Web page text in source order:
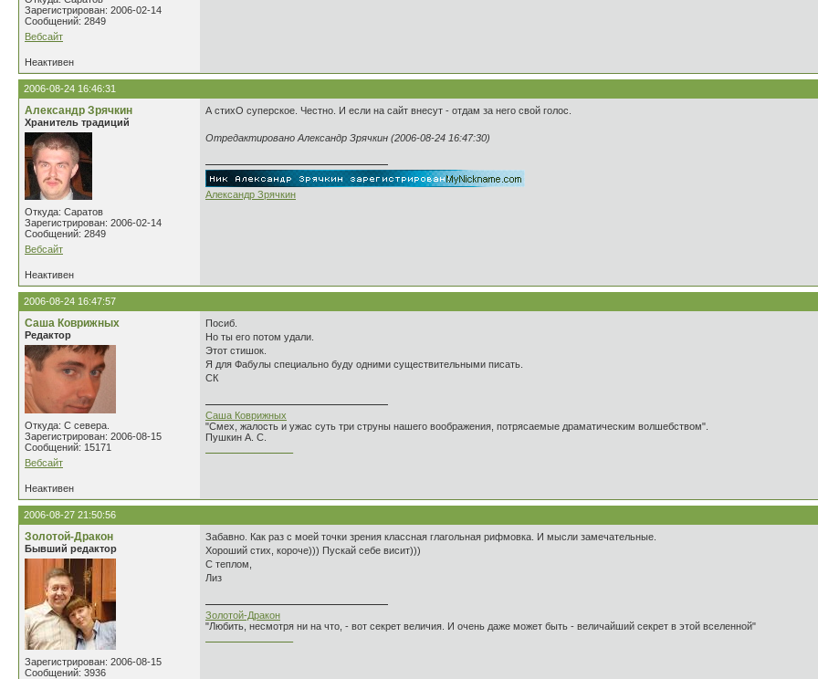
Зарегистрирован: 2006-02-14
Сообщений: 2849
Вебсайт
Неактивен
2006-08-24 16:46:31
Александр Зрячкин
Хранитель традиций
Откуда: Саратов
Зарегистрирован: 2006-02-14
Сообщений: 2849
Вебсайт
А стихО суперское. Честно. И если на сайт внесут - отдам за него свой голос.
Отредактировано Александр Зрячкин (2006-08-24 16:47:30)
Александр Зрячкин
Неактивен
2006-08-24 16:47:57
Саша Коврижных
Редактор
Откуда: С севера.
Зарегистрирован: 2006-08-15
Сообщений: 15171
Вебсайт
Посиб.
Но ты его потом удали.
Этот стишок.
Я для Фабулы специально буду одними существительными писать.
СК
Саша Коврижных
"Смех, жалость и ужас суть три струны нашего воображения, потрясаемые драматическим волшебством".
Пушкин А. С.
Неактивен
2006-08-27 21:50:56
Золотой-Дракон
Бывший редактор
Зарегистрирован: 2006-08-15
Сообщений: 3936
Забавно. Как раз с моей точки зрения классная глагольная рифмовка. И мысли замечательные.
Хороший стих, короче))) Пускай себе висит)))
С теплом,
Лиз
Золотой-Дракон
"Любить, несмотря ни на что, - вот секрет величия. И очень даже может быть - величайший секрет в этой вселенной"